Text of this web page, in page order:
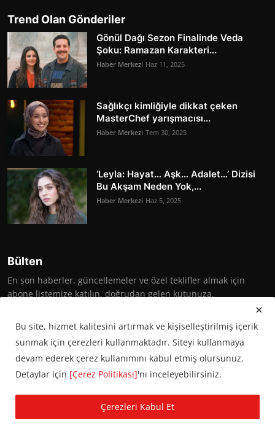
Trend Olan Gönderiler
Gönül Dağı Sezon Finalinde Veda
Şoku: Ramazan Karakteri...
Haber Merkezi Haz 11, 2025
Sağlıkçı kimliğiyle dikkat çeken
MasterChef yarışmacısı...
Haber Merkezi Tem 30, 2025
‘Leyla: Hayat… Aşk… Adalet…’ Dizisi
Bu Akşam Neden Yok,...
Haber Merkezi Haz 5, 2025
Bülten
En son haberler, güncellemeler ve özel teklifler almak için
abone listemize katılın, doğrudan gelen kutunuza.
Abone Ol
KVKK Aydınlatma Metni
Bu site, hizmet kalitesini artırmak ve kişiselleştirilmiş içerik
sunmak için çerezleri kullanmaktadır. Siteyi kullanmaya
devam ederek çerez kullanımını kabul etmiş olursunuz.
Detaylar için [Çerez Politikası]'nı inceleyebilirsiniz.
Çerezleri Kabul Et